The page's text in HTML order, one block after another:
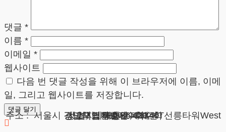
댓글 *
이름 *
이메일 *
웹사이트
다음 번 댓글 작성을 위해 이 브라우저에 이름, 이메
일, 그리고 웹사이트를 저장합니다.
상호 : 법무법인 테헤란
사업자 : 589-86-01340
대표자 : 이수학
주소 : 서울시 강남구 테헤란로 420, KT선릉타워West 9층
광고책임변호사 : 이수학